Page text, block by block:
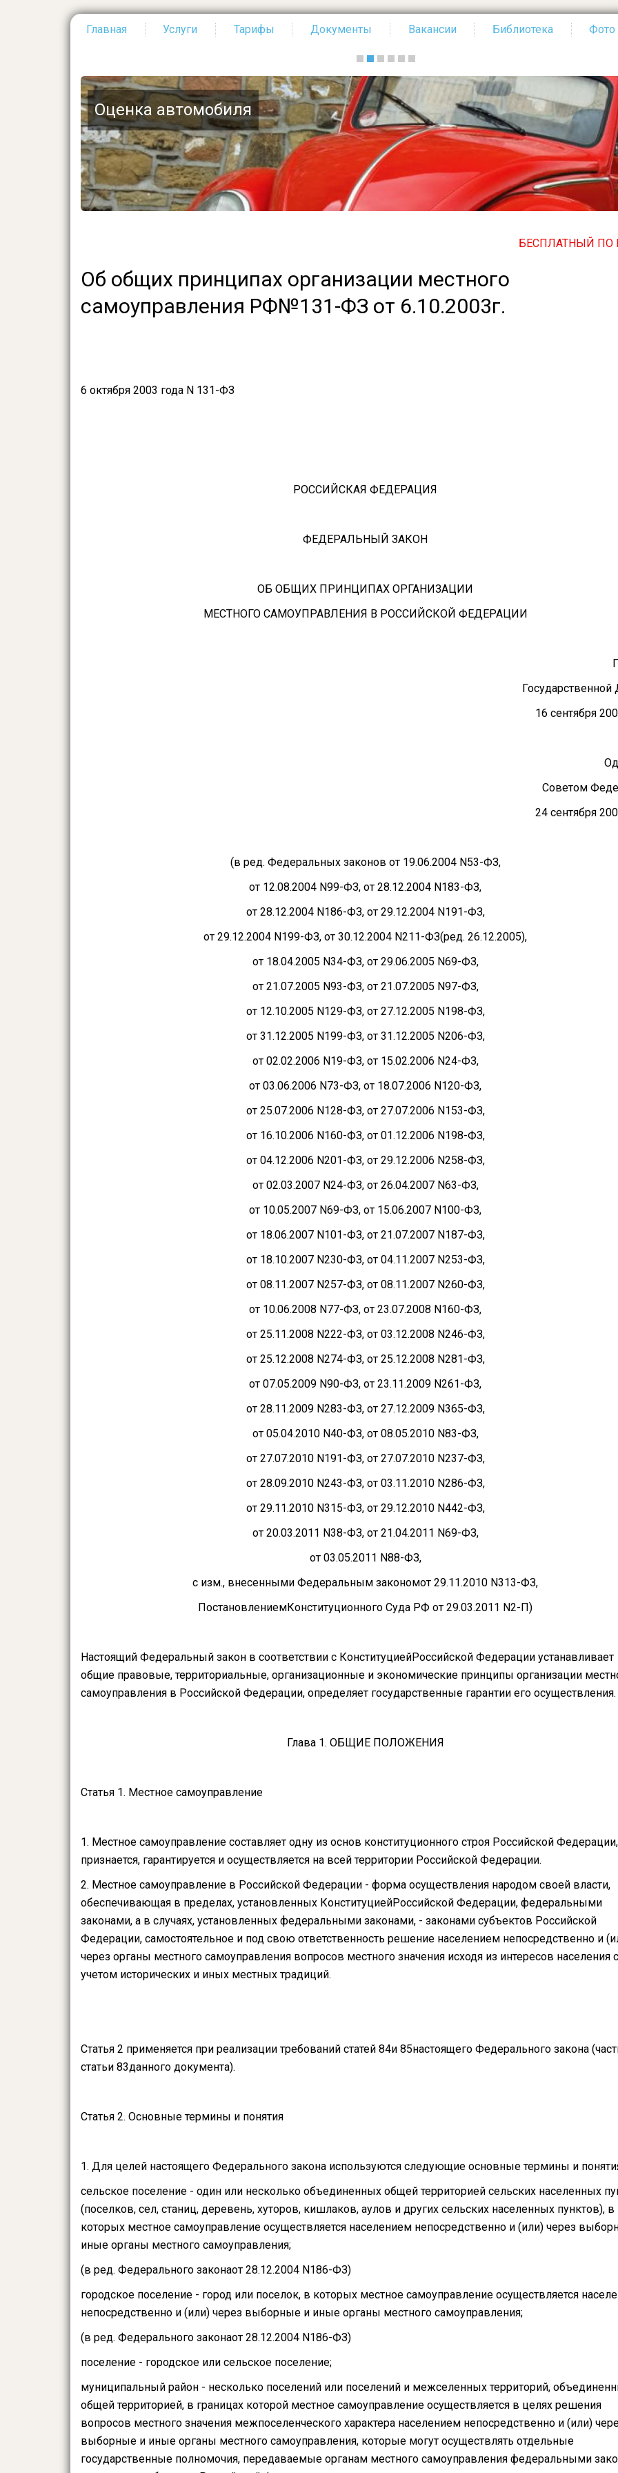
Главная Услуги Тарифы Документы Вакансии Библиотека Фото
Оценка автомобиля
БЕСПЛАТНЫЙ ПО ВСЕЙ
Об общих принципах организации местного
самоуправления РФ№131-ФЗ от 6.10.2003г.
6 октября 2003 года N 131-ФЗ
РОССИЙСКАЯ ФЕДЕРАЦИЯ
ФЕДЕРАЛЬНЫЙ ЗАКОН
ОБ ОБЩИХ ПРИНЦИПАХ ОРГАНИЗАЦИИ
МЕСТНОГО САМОУПРАВЛЕНИЯ В РОССИЙСКОЙ ФЕДЕРАЦИИ
16 сентября
Советом
24 сентября
(в ред. Федеральных законов от 19.06.2004 N53-ФЗ,
от 12.08.2004 N99-ФЗ, от 28.12.2004 N183-ФЗ,
от 28.12.2004 N186-ФЗ, от 29.12.2004 N191-ФЗ,
от 29.12.2004 N199-ФЗ, от 30.12.2004 N211-ФЗ(ред. 26.12.2005),
от 18.04.2005 N34-ФЗ, от 29.06.2005 N69-ФЗ,
от 21.07.2005 N93-ФЗ, от 21.07.2005 N97-ФЗ,
от 12.10.2005 N129-ФЗ, от 27.12.2005 N198-ФЗ,
от 31.12.2005 N199-ФЗ, от 31.12.2005 N206-ФЗ,
от 02.02.2006 N19-ФЗ, от 15.02.2006 N24-ФЗ,
от 03.06.2006 N73-ФЗ, от 18.07.2006 N120-ФЗ,
от 25.07.2006 N128-ФЗ, от 27.07.2006 N153-ФЗ,
от 16.10.2006 N160-ФЗ, от 01.12.2006 N198-ФЗ,
от 04.12.2006 N201-ФЗ, от 29.12.2006 N258-ФЗ,
от 02.03.2007 N24-ФЗ, от 26.04.2007 N63-ФЗ,
от 10.05.2007 N69-ФЗ, от 15.06.2007 N100-ФЗ,
от 18.06.2007 N101-ФЗ, от 21.07.2007 N187-ФЗ,
от 18.10.2007 N230-ФЗ, от 04.11.2007 N253-ФЗ,
от 08.11.2007 N257-ФЗ, от 08.11.2007 N260-ФЗ,
от 10.06.2008 N77-ФЗ, от 23.07.2008 N160-ФЗ,
от 25.11.2008 N222-ФЗ, от 03.12.2008 N246-ФЗ,
от 25.12.2008 N274-ФЗ, от 25.12.2008 N281-ФЗ,
от 07.05.2009 N90-ФЗ, от 23.11.2009 N261-ФЗ,
от 28.11.2009 N283-ФЗ, от 27.12.2009 N365-ФЗ,
от 05.04.2010 N40-ФЗ, от 08.05.2010 N83-ФЗ,
от 27.07.2010 N191-ФЗ, от 27.07.2010 N237-ФЗ,
от 28.09.2010 N243-ФЗ, от 03.11.2010 N286-ФЗ,
от 29.11.2010 N315-ФЗ, от 29.12.2010 N442-ФЗ,
от 20.03.2011 N38-ФЗ, от 21.04.2011 N69-ФЗ,
от 03.05.2011 N88-ФЗ,
с изм., внесенными Федеральным закономот 29.11.2010 N313-ФЗ,
ПостановлениемКонституционного Суда РФ от 29.03.2011 N2-П)
Настоящий Федеральный закон в соответствии с КонституциейРоссийской Федерации устанавливает
общие правовые, территориальные, организационные и экономические принципы организации
самоуправления в Российской Федерации, определяет государственные гарантии его осуществления.
Глава 1. ОБЩИЕ ПОЛОЖЕНИЯ
Статья 1. Местное самоуправление
1. Местное самоуправление составляет одну из основ конституционного строя Российской Федерации,
признается, гарантируется и осуществляется на всей территории Российской Федерации.
2. Местное самоуправление в Российской Федерации - форма осуществления народом своей власти,
обеспечивающая в пределах, установленных КонституциейРоссийской Федерации, федеральными
законами, а в случаях, установленных федеральными законами, - законами субъектов Российской
Федерации, самостоятельное и под свою ответственность решение населением непосредственно и
через органы местного самоуправления вопросов местного значения исходя из интересов населения с
учетом исторических и иных местных традиций.
Статья 2 применяется при реализации требований статей 84и 85настоящего Федерального закона
статьи 83данного документа).
Статья 2. Основные термины и понятия
1. Для целей настоящего Федерального закона используются следующие основные термины и
сельское поселение - один или несколько объединенных общей территорией сельских населенных
(поселков, сел, станиц, деревень, хуторов, кишлаков, аулов и других сельских населенных пунктов), в
которых местное самоуправление осуществляется населением непосредственно и (или) через
иные органы местного самоуправления;
(в ред. Федерального законаот 28.12.2004 N186-ФЗ)
городское поселение - город или поселок, в которых местное самоуправление осуществляется
непосредственно и (или) через выборные и иные органы местного самоуправления;
(в ред. Федерального законаот 28.12.2004 N186-ФЗ)
поселение - городское или сельское поселение;
муниципальный район - несколько поселений или поселений и межселенных территорий,
общей территорией, в границах которой местное самоуправление осуществляется в целях решения
вопросов местного значения межпоселенческого характера населением непосредственно и (или)
выборные и иные органы местного самоуправления, которые могут осуществлять отдельные
государственные полномочия, передаваемые органам местного самоуправления федеральными